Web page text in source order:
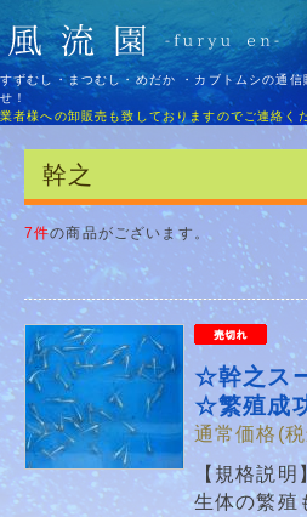
すずむし・まつむし・めだか ・カブトムシの通信
せ！
業者様への卸販売も致しておりますのでご連絡く
幹之
7件の商品がございます。
☆幹之ス
☆繁殖成
通常価格(
【規格説明
生体の繁殖